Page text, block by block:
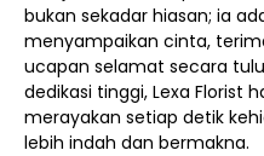
bukan sekadar hiasan; ia
menyampaikan cinta,
ucapan selamat secara
dedikasi tinggi, Lexa Florist
merayakan setiap detik
lebih indah dan bermakna.